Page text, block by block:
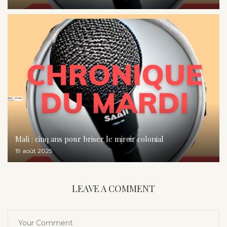
Mali : cinq ans pour briser le miroir colonial
19 août 2025
LEAVE A COMMENT